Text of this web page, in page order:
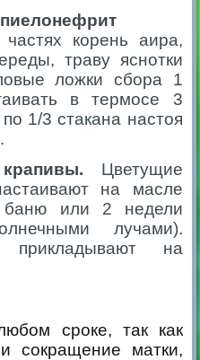
корень аира,
траву яснотки
ложки сбора 1
в термосе 3
1/3 стакана настоя
Цветущие
на масле
баню или 2 недели
лучами).
прикладывают на
сроке, так как
сокращение матки,